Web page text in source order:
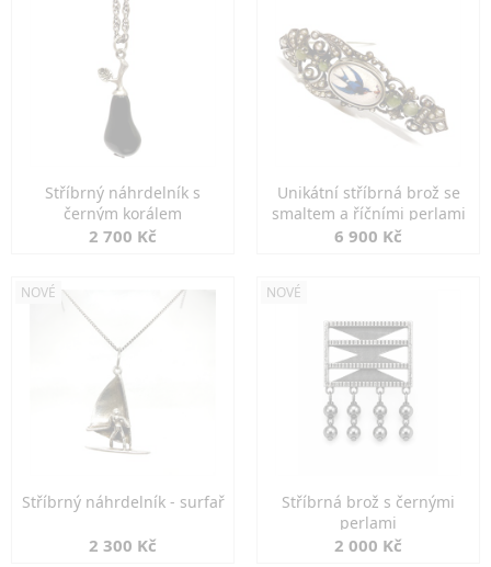
Stříbrný náhrdelník s
černým korálem
2 700 Kč
Unikátní stříbrná brož se
smaltem a říčními perlami
6 900 Kč
NOVÉ
Stříbrný náhrdelník - surfař
2 300 Kč
NOVÉ
Stříbrná brož s černými
perlami
2 000 Kč